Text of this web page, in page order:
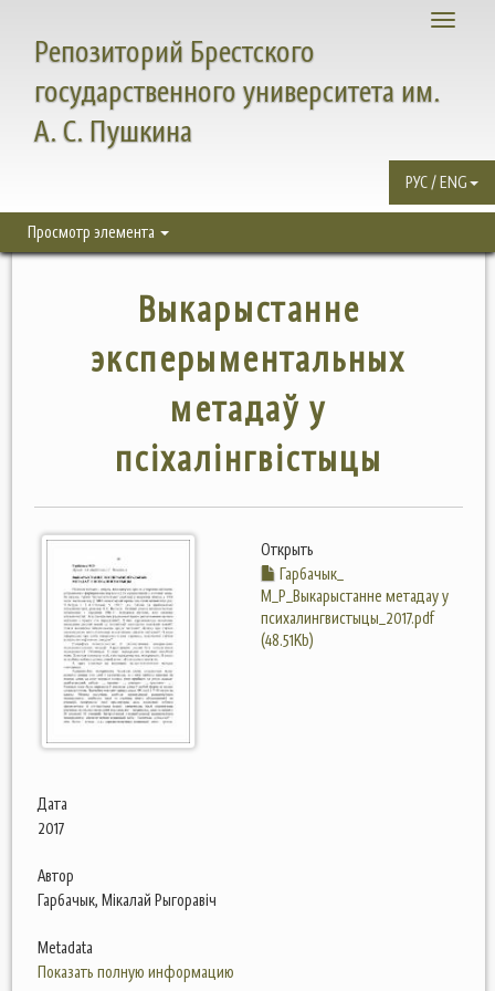
Toggle
Репозиторий Брестского
государственного университета им.
А. С. Пушкина
РУС / ENG
Просмотр элемента
Выкарыстанне
эксперыментальных
метадаў у
псіхалінгвістыцы
Открыть
Гарбачык_
М_Р_Выкарыстанне метадау у
психалингвистыцы_2017.pdf
(48.51Kb)
Дата
2017
Автор
Гарбачык, Мікалай Рыгоравіч
Metadata
Показать полную информацию